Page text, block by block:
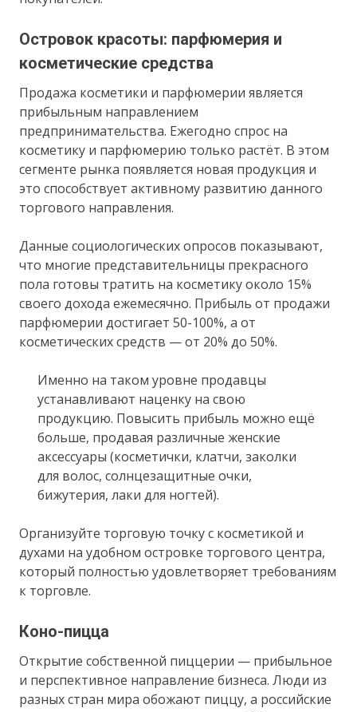
Островок красоты: парфюмерия и
косметические средства
Продажа косметики и парфюмерии является
прибыльным направлением
предпринимательства. Ежегодно спрос на
косметику и парфюмерию только растёт. В этом
сегменте рынка появляется новая продукция и
это способствует активному развитию данного
торгового направления.
Данные социологических опросов показывают,
что многие представительницы прекрасного
пола готовы тратить на косметику около 15%
своего дохода ежемесячно. Прибыль от продажи
парфюмерии достигает 50-100%, а от
косметических средств — от 20% до 50%.
Именно на таком уровне продавцы
устанавливают наценку на свою
продукцию. Повысить прибыль можно ещё
больше, продавая различные женские
аксессуары (косметички, клатчи, заколки
для волос, солнцезащитные очки,
бижутерия, лаки для ногтей).
Организуйте торговую точку с косметикой и
духами на удобном островке торгового центра,
который полностью удовлетворяет требованиям
к торговле.
Коно-пицца
Открытие собственной пиццерии — прибыльное
и перспективное направление бизнеса. Люди из
разных стран мира обожают пиццу, а российские